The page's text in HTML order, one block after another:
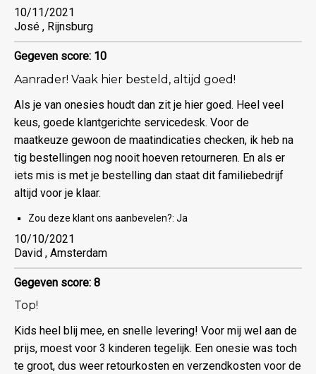
10/11/2021
José , Rijnsburg
Gegeven score: 10
Aanrader! Vaak hier besteld, altijd goed!
Als je van onesies houdt dan zit je hier goed. Heel veel
keus, goede klantgerichte servicedesk. Voor de
maatkeuze gewoon de maatindicaties checken, ik heb na
tig bestellingen nog nooit hoeven retourneren. En als er
iets mis is met je bestelling dan staat dit familiebedrijf
altijd voor je klaar.
Zou deze klant ons aanbevelen?: Ja
10/10/2021
David , Amsterdam
Gegeven score: 8
Top!
Kids heel blij mee, en snelle levering! Voor mij wel aan de
prijs, moest voor 3 kinderen tegelijk. Een onesie was toch
te groot, dus weer retourkosten en verzendkosten voor de